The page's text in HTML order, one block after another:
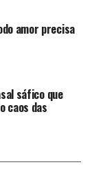
amor precisa
sáfico que
caos das